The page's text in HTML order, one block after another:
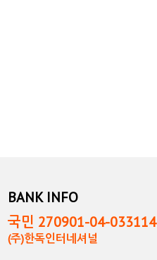
BANK INFO
국민 270901-04-033114
(주)한독인터네셔널